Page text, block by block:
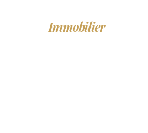
Immobilier